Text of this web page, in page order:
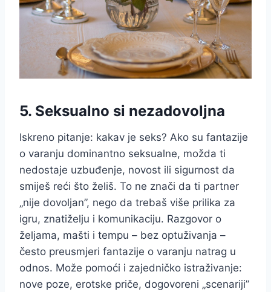
5. Seksualno si nezadovoljna
Iskreno pitanje: kakav je seks? Ako su fantazije
o varanju dominantno seksualne, možda ti
nedostaje uzbuđenje, novost ili sigurnost da
smiješ reći što želiš. To ne znači da ti partner
„nije dovoljan”, nego da trebaš više prilika za
igru, znatiželju i komunikaciju. Razgovor o
željama, mašti i tempu – bez optuživanja –
često preusmjeri fantazije o varanju natrag u
odnos. Može pomoći i zajedničko istraživanje:
nove poze, erotske priče, dogovoreni „scenariji”